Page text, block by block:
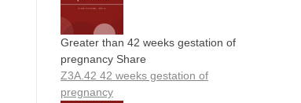
Greater than 42 weeks gestation of
pregnancy Share
Z3A.42 42 weeks gestation of
pregnancy